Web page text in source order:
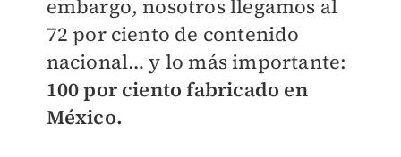
embargo, nosotros llegamos al
72 por ciento de contenido
nacional… y lo más importante:
100 por ciento fabricado en
México.